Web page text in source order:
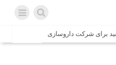
تومانی مفید برای شرکت داروسازی